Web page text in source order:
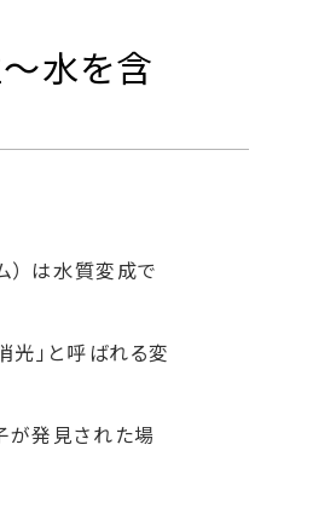
水を含
は水質変成で
」と呼ばれる変
が発見された場